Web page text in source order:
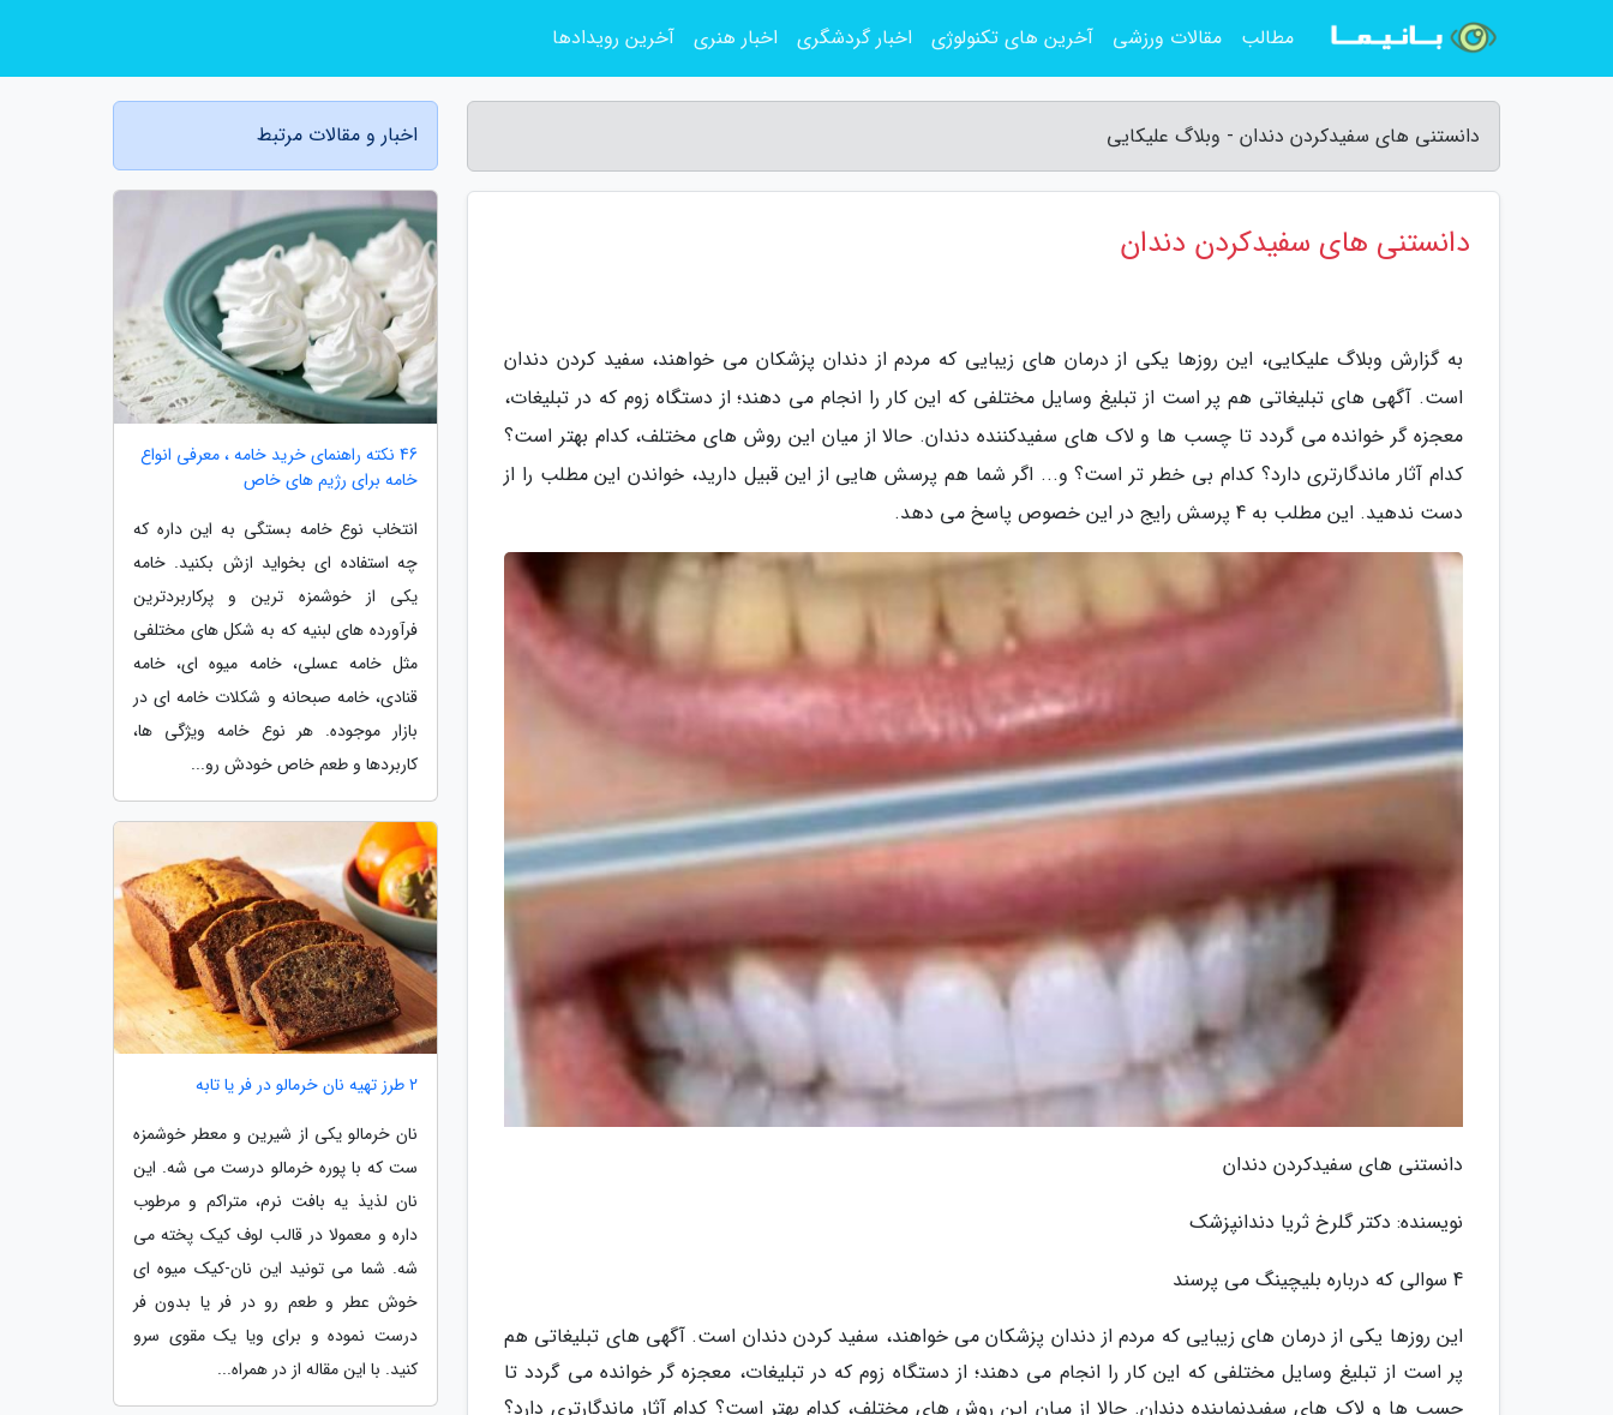
دانستنی های سفیدکردن دندان - وبلاگ علیکایی
دانستنی های سفیدکردن دندان
به گزارش وبلاگ علیکایی، این روزها یکی از درمان های زیبایی که مردم از دندان پزشکان می خواهند، سفید کردن دندان
است. آگهی های تبلیغاتی هم پر است از تبلیغ وسایل مختلفی که این کار را انجام می دهند؛ از دستگاه زوم که در تبلیغات،
معجزه گر خوانده می گردد تا چسب ها و لاک های سفیدکننده دندان. حالا از میان این روش های مختلف، کدام بهتر است؟
کدام آثار ماندگارتری دارد؟ کدام بی خطر تر است؟ و... اگر شما هم پرسش هایی از این قبیل دارید، خواندن این مطلب را از
دست ندهید. این مطلب به 4 پرسش رایج در این خصوص پاسخ می دهد.
دانستنی های سفیدکردن دندان
نویسنده: دکتر گلرخ ثریا دندانپزشک
4 سوالی که درباره بلیچینگ می پرسند
این روزها یکی از درمان های زیبایی که مردم از دندان پزشکان می خواهند، سفید کردن دندان است. آگهی های تبلیغاتی هم
پر است از تبلیغ وسایل مختلفی که این کار را انجام می دهند؛ از دستگاه زوم که در تبلیغات، معجزه گر خوانده می گردد تا
چسب ها و لاک های سفیدنماینده دندان. حالا از میان این روش های مختلف، کدام بهتر است؟ کدام آثار ماندگارتری دارد؟
اخبار و مقالات مرتبط
46 نکته راهنمای خرید خامه ، معرفی انواع
خامه برای رژیم های خاص
انتخاب نوع خامه بستگی به این داره که
چه استفاده ای بخواید ازش بکنید. خامه
یکی از خوشمزه ترین و پرکاربردترین
فرآورده های لبنیه که به شکل های مختلفی
مثل خامه عسلی، خامه میوه ای، خامه
قنادی، خامه صبحانه و شکلات خامه ای در
بازار موجوده. هر نوع خامه ویژگی ها،
کاربردها و طعم خاص خودش رو...
2 طرز تهیه نان خرمالو در فر یا تابه
نان خرمالو یکی از شیرین و معطر خوشمزه
ست که با پوره خرمالو درست می شه. این
نان لذیذ یه بافت نرم، متراکم و مرطوب
داره و معمولا در قالب لوف کیک پخته می
شه. شما می تونید این نان-کیک میوه ای
خوش عطر و طعم رو در فر یا بدون فر
درست نموده و برای ویا یک مقوی سرو
کنید. با این مقاله از در همراه...
مطالب مقالات ورزشی آخرین های تکنولوژی اخبار گردشگری اخبار هنری آخرین رویدادها